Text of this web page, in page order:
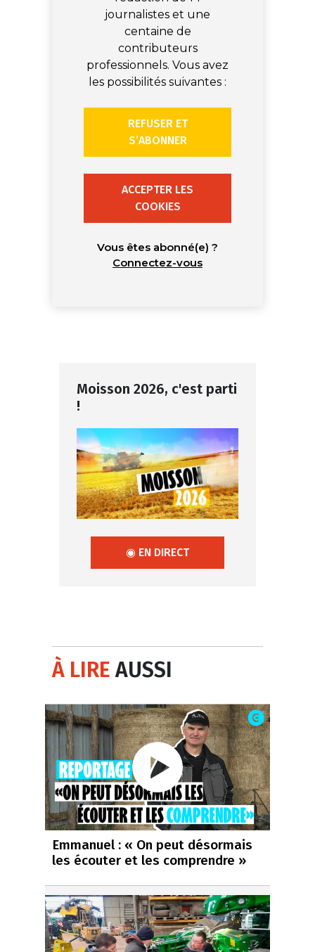
journalistes et une
centaine de
contributeurs
professionnels. Vous avez
les possibilités suivantes :
REFUSER ET
S’ABONNER
ACCEPTER LES
COOKIES
Vous êtes abonné(e) ?
Connectez-vous
Moisson 2026, c'est parti
!
◉ EN DIRECT
À LIREAUSSI
Emmanuel : « On peut désormais
les écouter et les comprendre »